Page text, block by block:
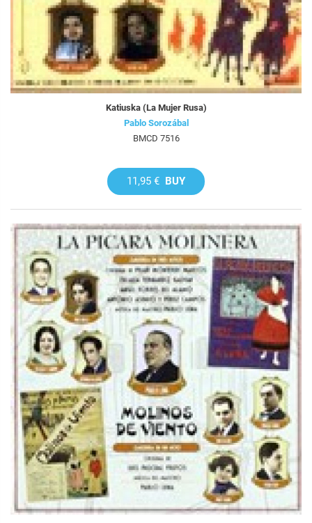
Katiuska (La Mujer Rusa)
Pablo Sorozábal
BMCD 7516
11,95 € BUY